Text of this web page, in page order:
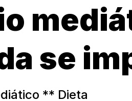
se
** Dieta